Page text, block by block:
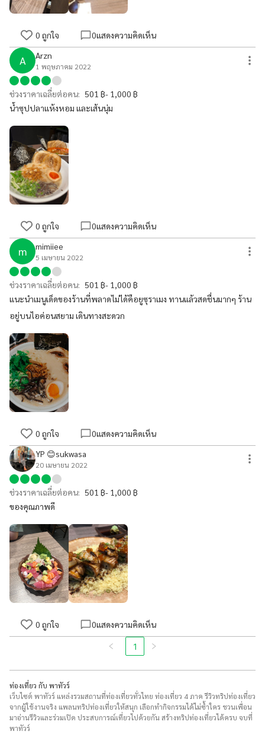
ให้ต้ำเพราะแก้ปัญหา ไม่โอเค เห็นแก่ความสะดวกของพวกตัวเอง
0 ถูกใจ 0แสดงความคิดเห็น
A Arzn
1 พฤษภาคม 2022
ช่วงราคาเฉลี่ยต่อคน: 501 ฿- 1,000 ฿
น้ำซุปปลาแห้งหอม และเส้นนุ่ม
0 ถูกใจ 0แสดงความคิดเห็น
m mimiiee
5 เมษายน 2022
ช่วงราคาเฉลี่ยต่อคน: 501 ฿- 1,000 ฿
แนะนำเมนูเด็ดของร้านที่พลาดไม่ได้คือยูซุราเมง ทานแล้วสดชื่นมากๆ ร้าน
อยู่บนไอค่อนสยาม เดินทางสะดวก
0 ถูกใจ 0แสดงความคิดเห็น
YP 😊sukwasa
20 เมษายน 2022
ช่วงราคาเฉลี่ยต่อคน: 501 ฿- 1,000 ฿
ของคุณภาพดี
0 ถูกใจ 0แสดงความคิดเห็น
1
ท่องเที่ยว กับ พาทัวร์
เว็บไซต์ พาทัวร์ แหล่งรวมสถานที่ท่องเที่ยวทั่วไทย ท่องเที่ยว 4 ภาค รีวิวทริปท่องเที่ยว
จากผู้ใช้งานจริง แพลนทริปท่องเที่ยวให้สนุก เลือกทำกิจกรรมได้ไม่ซ้ำใคร ชวนเพื่อน
มาอ่านรีวิวและร่วมเปิด ประสบการณ์เที่ยวไปด้วยกัน สร้างทริปท่องเที่ยวได้ครบ จบที่
พาทัวร์